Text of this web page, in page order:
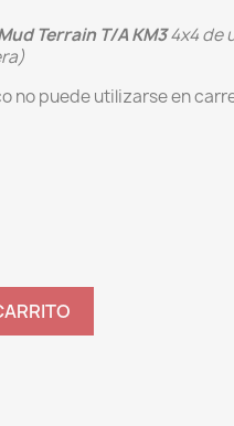
Terrain T/A KM34x4 de
no puede utilizarse en